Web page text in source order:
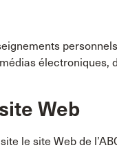
électroniques,
Web
le site Web de